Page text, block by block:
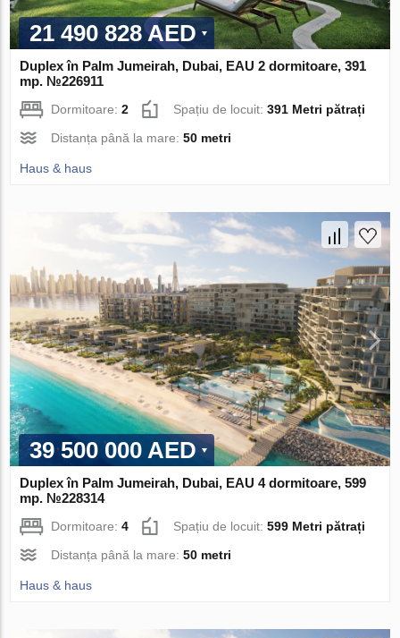
21 490 828 AED
Duplex în Palm Jumeirah, Dubai, EAU 2 dormitoare, 391
mp. №226911
Dormitoare:2 Spațiu de locuit:391 Metri pătrați
Distanța până la mare:50 metri
Haus & haus
39 500 000 AED
Duplex în Palm Jumeirah, Dubai, EAU 4 dormitoare, 599
mp. №228314
Dormitoare:4 Spațiu de locuit:599 Metri pătrați
Distanța până la mare:50 metri
Haus & haus